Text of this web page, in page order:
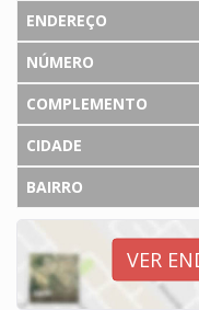
ENDEREÇO
NÚMERO
COMPLEMENTO
CIDADE
BAIRRO
VER